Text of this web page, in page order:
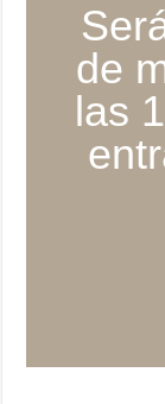
de
las